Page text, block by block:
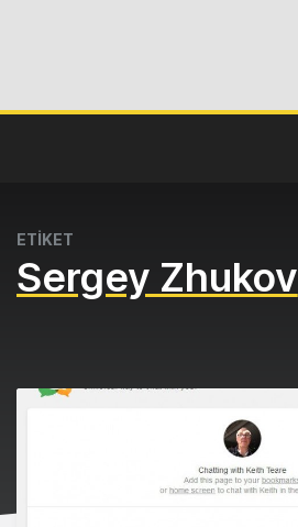
ETİKET
Sergey Zhukov